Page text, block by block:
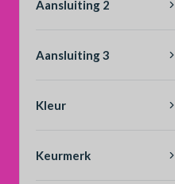
Aansluiting 2
Aansluiting 3
Kleur
Keurmerk